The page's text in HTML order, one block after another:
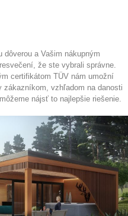
dôverou a Vašim nákupným
že ste vybrali správne.
certifikátom TÜV nám umožní
zákazníkom, vzhľadom na danosti
nájsť to najlepšie riešenie.